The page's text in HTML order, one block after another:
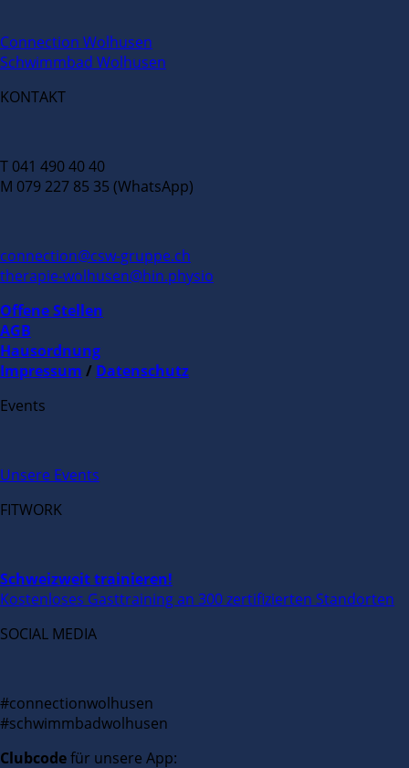
Connection Wolhusen
Schwimmbad Wolhusen
KONTAKT
T 041 490 40 40
M 079 227 85 35 (WhatsApp)
connection@csw-gruppe.ch
therapie-wolhusen@hin.physio
Offene Stellen
AGB
Hausordnung
Impressum / Datenschutz
Events
Unsere Events
FITWORK
Schweizweit trainieren!
Kostenloses Gasttraining an 300 zertifizierten Standorten
SOCIAL MEDIA
#connectionwolhusen
#schwimmbadwolhusen
Clubcodefür unsere App: